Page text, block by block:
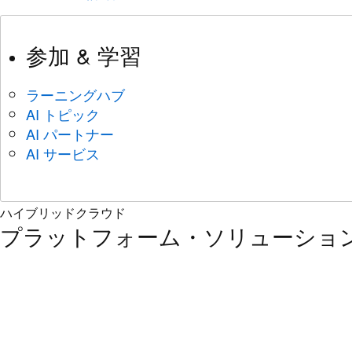
参加 & 学習
ラーニングハブ
AI トピック
AI パートナー
AI サービス
ハイブリッドクラウド
プラットフォーム・ソリューショ